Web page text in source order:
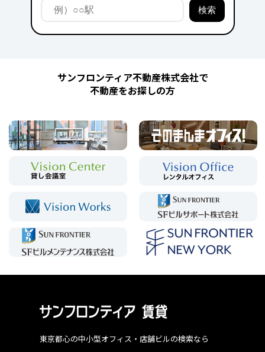
サンフロンティア不動産株式会社で
不動産をお探しの方
東京都心の中小型オフィス・店舗ビルの検索なら